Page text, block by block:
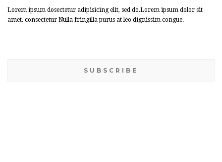
Lorem ipsum dosectetur adipisicing elit, sed do.Lorem ipsum dolor sit
amet, consectetur Nulla fringilla purus at leo dignissim congue.
SUBSCRIBE